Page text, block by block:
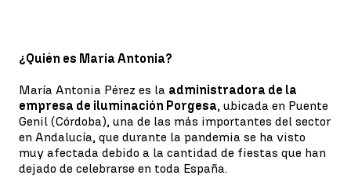
¿Quién es María Antonia?
María Antonia Pérez es la administradora de la
empresa de iluminación Porgesa, ubicada en Puente
Genil (Córdoba), una de las más importantes del sector
en Andalucía, que durante la pandemia se ha visto
muy afectada debido a la cantidad de fiestas que han
dejado de celebrarse en toda España.